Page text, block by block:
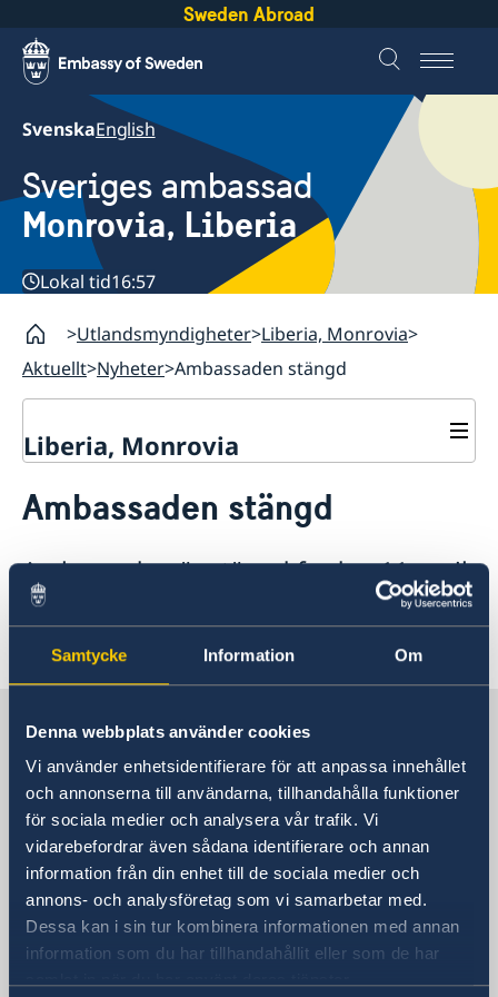
Samtycke Information Om
Denna webbplats använder cookies
Vi använder enhetsidentifierare för att anpassa innehållet
och annonserna till användarna, tillhandahålla funktioner
för sociala medier och analysera vår trafik. Vi
vidarebefordrar även sådana identifierare och annan
information från din enhet till de sociala medier och
annons- och analysföretag som vi samarbetar med.
Dessa kan i sin tur kombinera informationen med annan
information som du har tillhandahållit eller som de har
Sweden Abroad
SvenskaEnglish
Sveriges ambassad
Monrovia, Liberia
Lokal tid16:57
Utlandsmyndigheter Liberia, Monrovia
Aktuellt Nyheter Ambassaden stängd
Liberia, Monrovia
Om oss
Lediga tjänster
Landsfakta om Liberia
Sveriges utvecklingssamarbete
Sverige stödjer SRHR i Liberia
Nolltolerans mot korruption
Resa till Sverige
Nyheter
Ambassaden stängd
Ambassaden stängd
Ambassaden stängd
Ambassaden är stängd fredag 11 april
2025 med anledning av nationell
helgdag i Liberia.
Sverige i Liberia, Monrovia
Sveriges ambassad
Besöksadress
LCL Compound
12th St Sinkor, Oceanfront
Monrovia
Postadress
Embassy of Sweden